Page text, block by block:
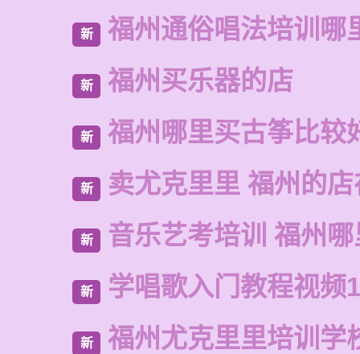
新 福州通俗唱法培训哪
新 福州买乐器的店
新 福州哪里买古筝比较
新 卖尤克里里 福州的
新 音乐艺考培训 福州
新 学唱歌入门教程视频
新 福州尤克里里培训学